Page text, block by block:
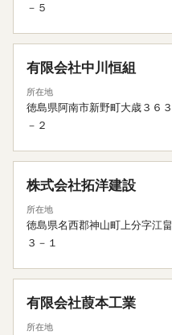
－５
有限会社中川恒組
所在地
徳島県阿南市新野町大歳３６３
－２
株式会社拓洋建設
所在地
徳島県名西郡神山町上分字江畠
３－１
有限会社葭本工業
所在地